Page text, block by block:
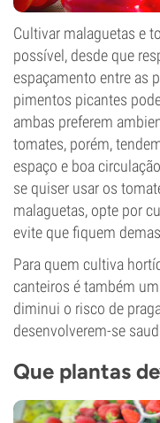
Cultivar malaguetas e
possível, desde que
espaçamento entre as
pimentos picantes
ambas preferem
tomates, porém,
espaço e boa
se quiser usar os
malaguetas, opte por
evite que fiquem
Para quem cultiva
canteiros é também
diminui o risco de
desenvolverem-se
Que plantas